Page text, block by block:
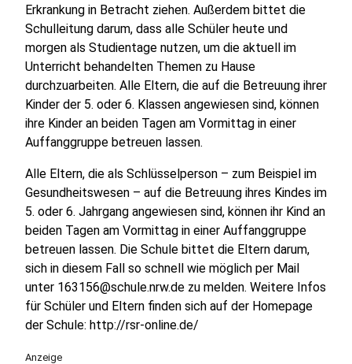
Erkrankung in Betracht ziehen. Außerdem bittet die
Schulleitung darum, dass alle Schüler heute und
morgen als Studientage nutzen, um die aktuell im
Unterricht behandelten Themen zu Hause
durchzuarbeiten. Alle Eltern, die auf die Betreuung ihrer
Kinder der 5. oder 6. Klassen angewiesen sind, können
ihre Kinder an beiden Tagen am Vormittag in einer
Auffanggruppe betreuen lassen.
Alle Eltern, die als Schlüsselperson – zum Beispiel im
Gesundheitswesen – auf die Betreuung ihres Kindes im
5. oder 6. Jahrgang angewiesen sind, können ihr Kind an
beiden Tagen am Vormittag in einer Auffanggruppe
betreuen lassen. Die Schule bittet die Eltern darum,
sich in diesem Fall so schnell wie möglich per Mail
unter 163156@schule.nrw.de zu melden. Weitere Infos
für Schüler und Eltern finden sich auf der Homepage
der Schule: http://rsr-online.de/
Anzeige